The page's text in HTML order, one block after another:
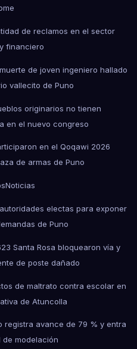
de reclamos en el sector
financiero
de joven ingeniero hallado
vallecito de Puno
originarios no tienen
en el nuevo congreso
en el Qoqawi 2026
de armas de Puno
Noticias
electas para exponer
de Puno
Santa Rosa bloquearon vía y
de poste dañado
de maltrato contra escolar en
de Atuncolla
registra avance de 79 % y entra
modelación